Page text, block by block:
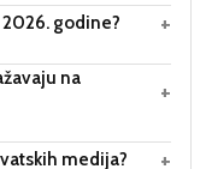
godine? +
na
+
medija? +